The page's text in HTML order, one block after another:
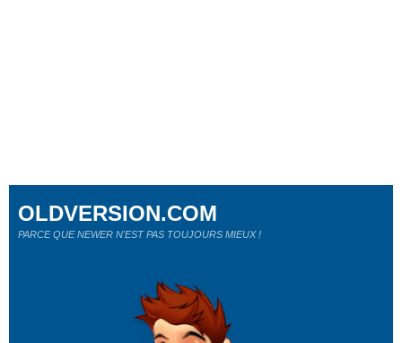
OLDVERSION.COM
PARCE QUE NEWER N'EST PAS TOUJOURS MIEUX !